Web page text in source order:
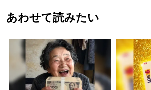
あわせて読みたい